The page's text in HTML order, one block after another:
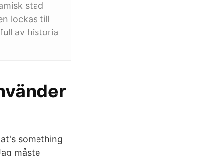
stad
lockas till
av historia
something
måste